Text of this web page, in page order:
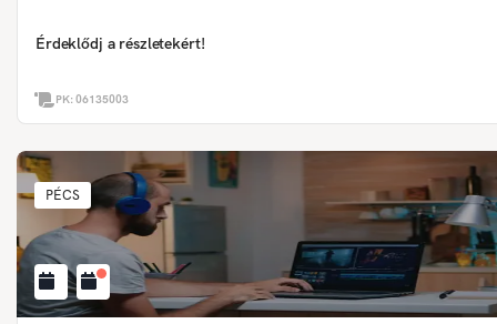
Érdeklődj a részletekért!
PK:06135003
PÉCS